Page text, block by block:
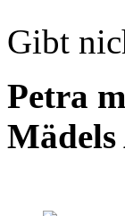
Gibt
Petra
Mädels